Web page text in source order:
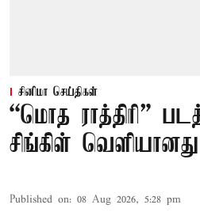
சினிமா செய்திகள்
“மொத ராத்திரி”
சிங்கிள் வெளியானது
Published on: 08 Aug 2026, 5:28 pm